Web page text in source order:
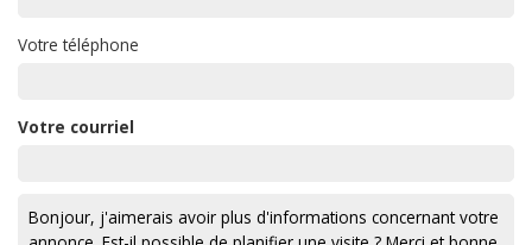
Votre téléphone
Votre courriel